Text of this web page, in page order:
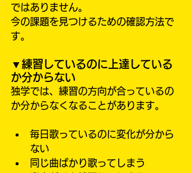
ではありません。
今の課題を見つけるための確認方法で
す。
▼練習しているのに上達している
か分からない
独学では、練習の方向が合っているの
か分からなくなることがあります。
毎日歌っているのに変化が分から
ない
同じ曲ばかり歌ってしまう